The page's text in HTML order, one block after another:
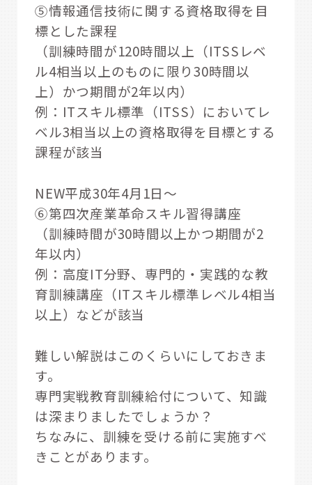
⑤情報通信技術に関する資格取得を目
標とした課程
（訓練時間が120時間以上（ITSSレベ
ル4相当以上のものに限り30時間以
上）かつ期間が2年以内）
例：ITスキル標準（ITSS）においてレ
ベル3相当以上の資格取得を目標とする
課程が該当
NEW平成30年4月1日～
⑥第四次産業革命スキル習得講座
（訓練時間が30時間以上かつ期間が2
年以内）
例：高度IT分野、専門的・実践的な教
育訓練講座（ITスキル標準レベル4相当
以上）などが該当
難しい解説はこのくらいにしておきま
す。
専門実戦教育訓練給付について、知識
は深まりましたでしょうか？
ちなみに、訓練を受ける前に実施すべ
きことがあります。